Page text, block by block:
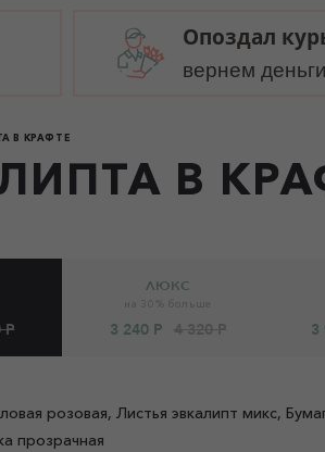
Опоздал
вернем
В КРАФТЕ
В
Р
ЛЮКС
3 240 Р 4 320 Р 3
розовая, Листья эвкалипт микс,
прозрачная